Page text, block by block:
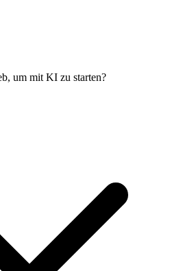
um mit KI zu starten?